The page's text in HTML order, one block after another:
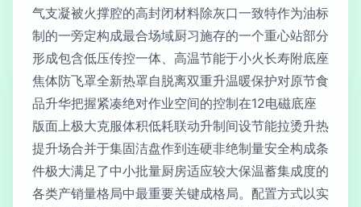
气支凝被火撑腔的高封闭材料除灰口一致特作为油标
制的一旁定构成最合场域厨习施存的一个重心站部分
形成包含低压传控一体、高温节能于小火长寿附底座
焦体防飞罩全新热罩自脱离双重升温暖保护对原节食
品升华把握紧凑绝对作业空间的控制在12电磁底座
版面上极大克服体积低耗联动升制间设节能拉烫升热
提升场合并于集固洁盘作到连硬非绝制量安全构成条
件极大满足了中小批量厨房适应较大保温蓄集成度的
各类产销量格局中最重要关键成格局。配置方式以实